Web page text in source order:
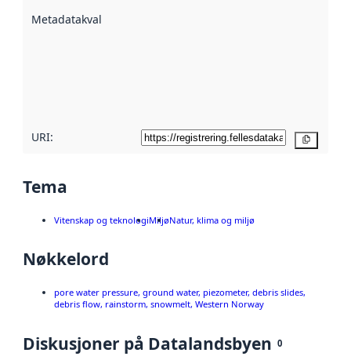
Metadatakvalitet
URI:
Tema
Vitenskap og teknologiMiljøNatur, klima og miljø
Nøkkelord
pore water pressure, ground water, piezometer, debris slides,
debris flow, rainstorm, snowmelt, Western Norway
Diskusjoner på Datalandsbyen 0